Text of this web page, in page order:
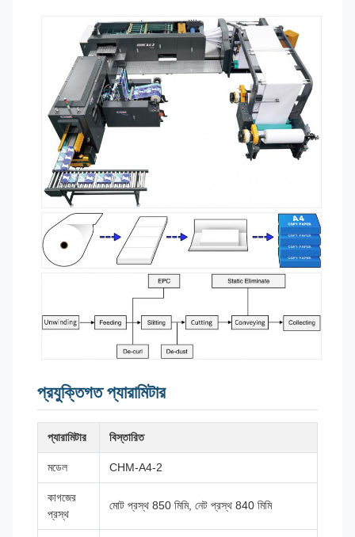
প্রযুক্তিগত প্যারামিটার
প্যারামিটার বিস্তারিত
মডেল CHM-A4-2
কাগজের
প্রস্থ
মোট প্রস্থ 850 মিমি, নেট প্রস্থ 840 মিমি